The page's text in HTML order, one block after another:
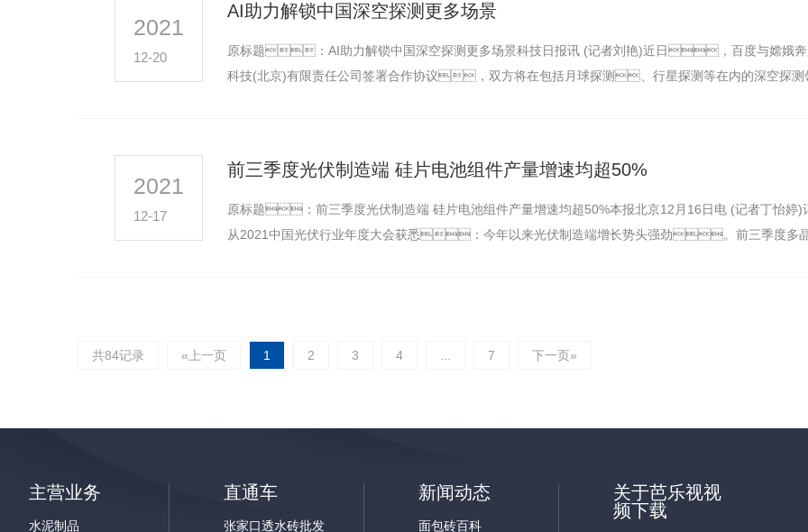
2021
12-20
AI助力解锁中国深空探测更多场景
原标题：AI助力解锁中国深空探测更多场景科技日报讯 (记者刘艳)近日，百度与嫦娥奔
科技(北京)有限责任公司签署合作协议，双方将在包括月球探测、行星探测等在内的深空探测
2021
12-17
前三季度光伏制造端 硅片电池组件产量增速均超50%
原标题：前三季度光伏制造端 硅片电池组件产量增速均超50%本报北京12月16日电 (记者丁怡婷)
从2021中国光伏行业年度大会获悉：今年以来光伏制造端增长势头强劲。前三季度多晶
共84记录 «上一页 1 2 3 4 7 下一页»
主营业务
水泥制品
直通车
张家口透水砖批发
新闻动态
面包砖百科
关于芭乐视视
频下载